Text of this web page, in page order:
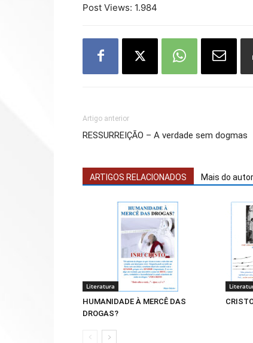
Post Views: 1.984
Artigo anterior
RESSURREIÇÃO – A verdade sem dogmas
ARTIGOS RELACIONADOS Mais do autor
Literatura
HUMANIDADE À MERCÊ DAS
DROGAS?